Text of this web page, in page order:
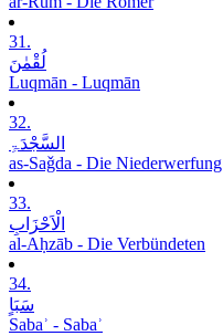
31.
لُقْمٰنَ
Luqmān - Luqmān
32.
السَّجْدَۃِ
as-Saǧda - Die Niederwerfung
33.
الْاَحْزَابِ
al-Aḥzāb - Die Verbündeten
34.
سَبَاٍ
Sabaʾ - Sabaʾ